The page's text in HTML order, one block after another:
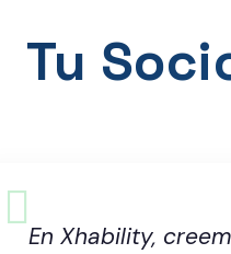
Tu
En Xhability,